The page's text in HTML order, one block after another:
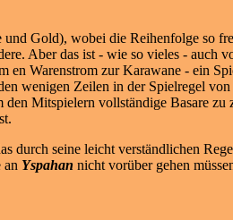
Gold), wobei die Reihenfolge so
Aber das ist - wie so vieles - auch
Warenstrom zur Karawane - ein
wenigen Zeilen in der Spielregel von
Mitspielern vollständige Basare zu
durch seine leicht verständlichen
an Yspahan nicht vorüber gehen